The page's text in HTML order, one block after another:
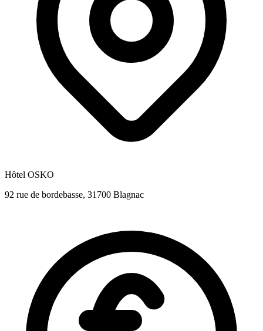
Hôtel OSKO
92 rue de bordebasse, 31700 Blagnac